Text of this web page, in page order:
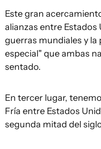
Este gran
alianzas entre Estados
guerras mundiales y
especial" que ambas
sentado.
En tercer lugar,
Fría entre Estados
segunda mitad del